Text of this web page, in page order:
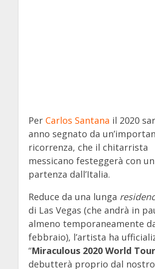
Per Carlos Santana il 2020
anno segnato da
ricorrenza, che il chitarrista
messicano festeggerà con un
partenza dall’Italia.
Reduce da una lunga
di Las Vegas (che andrà in
almeno temporaneamente
febbraio), l’artista ha
“Miraculous 2020 World Tour
debutterà proprio dal